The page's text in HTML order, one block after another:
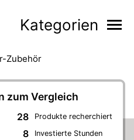
Kategorien
Zubehör
& Fotozubehör
PC-Monitor
TV-Empfang
Verstärker
zum Vergleich
28 Produkte recherchiert
8 Investierte Stunden